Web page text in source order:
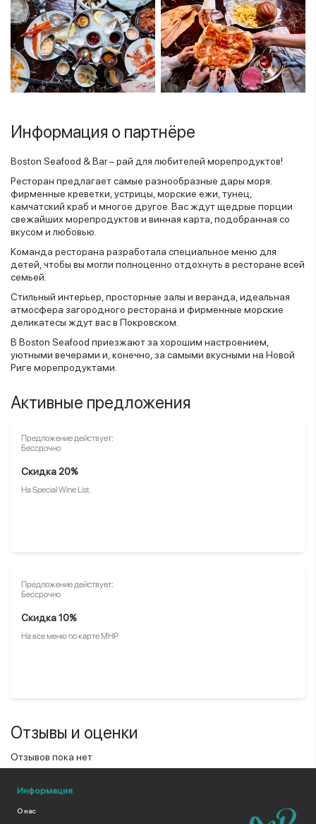
Информация о партнёре
Boston Seafood & Bar – рай для любителей морепродуктов!
Ресторан предлагает самые разнообразные дары моря:
фирменные креветки, устрицы, морские ежи, тунец,
камчатский краб и многое другое. Вас ждут щедрые порции
свежайших морепродуктов и винная карта, подобранная со
вкусом и любовью.
Команда ресторана разработала специальное меню для
детей, чтобы вы могли полноценно отдохнуть в ресторане всей
семьей.
Стильный интерьер, просторные залы и веранда, идеальная
атмосфера загородного ресторана и фирменные морские
деликатесы ждут вас в Покровском.
В Boston Seafood приезжают за хорошим настроением,
уютными вечерами и, конечно, за самыми вкусными на Новой
Риге морепродуктами.
Активные предложения
Предложение действует:
Бессрочно
Скидка 20%
На Special Wine List.
Предложение действует:
Бессрочно
Скидка 10%
На все меню по карте МНР
Отзывы и оценки
Отзывов пока нет
Информация
О нас